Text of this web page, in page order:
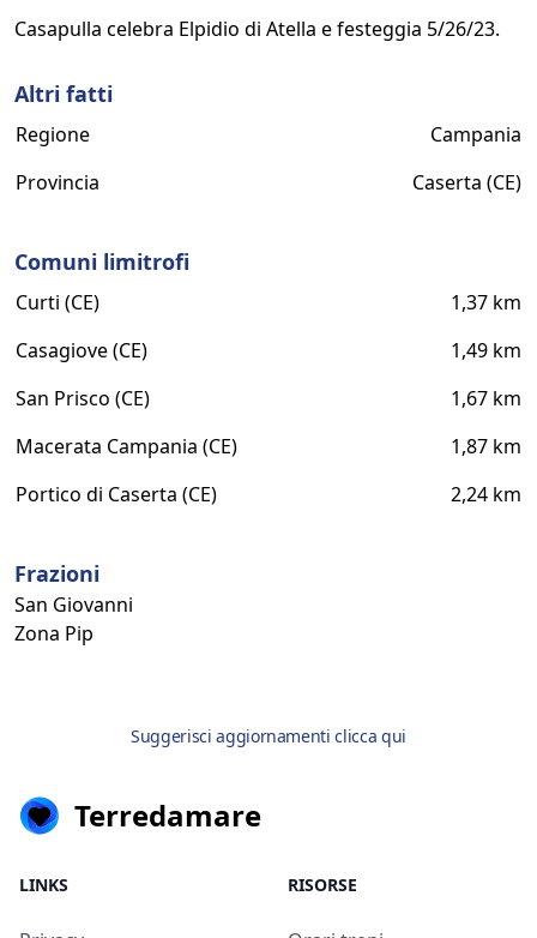
Casapulla celebra Elpidio di Atella e festeggia 5/26/23.
Altri fatti
Regione
Campania
Provincia
Caserta (CE)
Comuni limitrofi
Curti (CE)
1,37 km
Casagiove (CE)
1,49 km
San Prisco (CE)
1,67 km
Macerata Campania (CE)
1,87 km
Portico di Caserta (CE)
2,24 km
Frazioni
San Giovanni
Zona Pip
Suggerisci aggiornamenti clicca qui
Terredamare
LINKS RISORSE